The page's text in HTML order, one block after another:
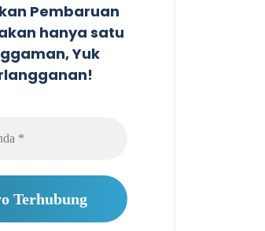
Pembaruan
hanya satu
Yuk